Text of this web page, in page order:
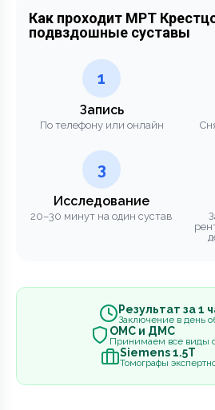
Как проходит МРТ
подвздошные суставы
1
Запись
По телефону или онлайн
3
Исследование
20–30 минут на один сустав
Результат за 1
Заключение в день
ОМС и ДМС
Принимаем все виды
Siemens 1.5Т
Томографы